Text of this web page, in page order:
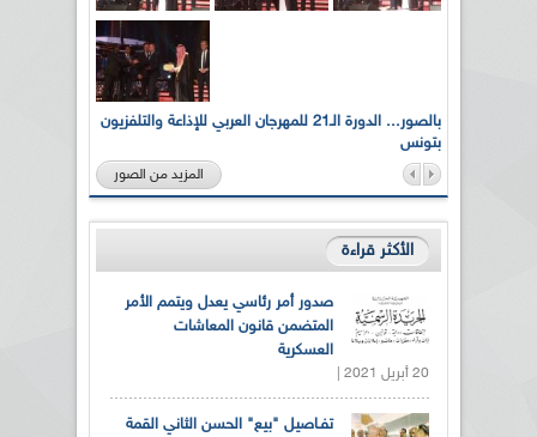
بالصور... الدورة الـ21 للمهرجان العربي للإذاعة والتلفزيون
بتونس
المزيد من الصور
الأكثر قراءة
صدور أمر رئاسي يعدل ويتمم الأمر
المتضمن قانون المعاشات
العسكرية
20 أبريل 2021 |
تفـاصيل "بيع" الحسن الثاني القمة